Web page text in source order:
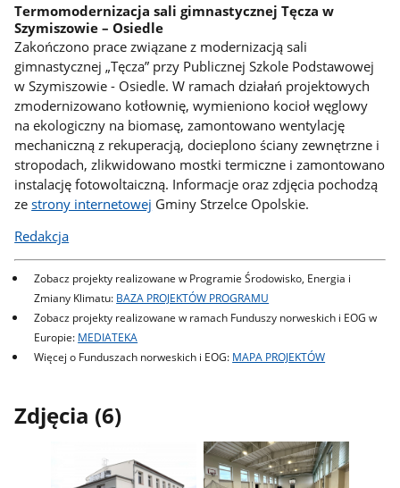
Termomodernizacja sali gimnastycznej Tęcza w
Szymiszowie – Osiedle
Zakończono prace związane z modernizacją sali
gimnastycznej „Tęcza” przy Publicznej Szkole Podstawowej
w Szymiszowie - Osiedle. W ramach działań projektowych
zmodernizowano kotłownię, wymieniono kocioł węglowy
na ekologiczny na biomasę, zamontowano wentylację
mechaniczną z rekuperacją, docieplono ściany zewnętrzne i
stropodach, zlikwidowano mostki termiczne i zamontowano
instalację fotowoltaiczną. Informacje oraz zdjęcia pochodzą
zestrony internetowej Gminy Strzelce Opolskie.
Redakcja
Zobacz projekty realizowane w Programie Środowisko, Energia i
Zmiany Klimatu: BAZA PROJEKTÓW PROGRAMU
Zobacz projekty realizowane w ramach Funduszy norweskich i EOG w
Europie: MEDIATEKA
Więcej o Funduszach norweskich i EOG: MAPA PROJEKTÓW
Zdjęcia (6)